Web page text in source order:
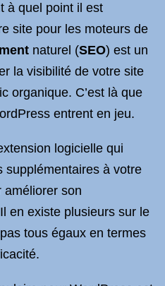
à quel point il est
site pour les moteurs de
naturel (SEO) est un
la visibilité de votre site
organique. C’est là que
entrent en jeu.
logicielle qui
supplémentaires à votre
améliorer son
en existe plusieurs sur le
tous égaux en termes